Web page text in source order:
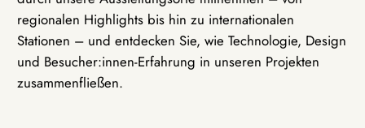
regionalen Highlights bis hin zu internationalen
Stationen – und entdecken Sie, wie Technologie, Design
und Besucher:innen-Erfahrung in unseren Projekten
zusammenfließen.